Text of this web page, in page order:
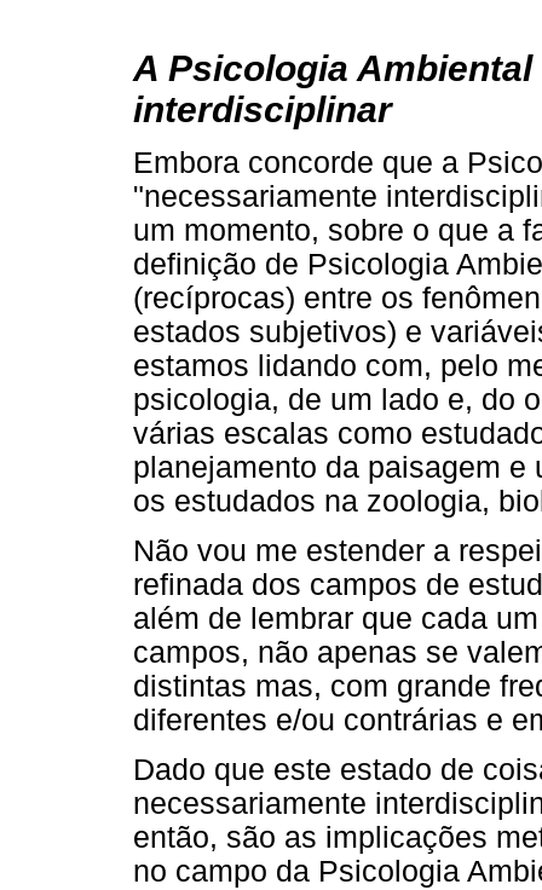
A Psicologia
interdisciplinar
Embora concorde que a
"necessariamente
um momento, sobre o que a
definição de Psicologia
(recíprocas) entre os
estados subjetivos) e
estamos lidando com, pelo
psicologia, de um lado e, do
várias escalas como
planejamento da paisagem e
os estudados na zoologia,
Não vou me estender a
refinada dos campos de
além de lembrar que cada
campos, não apenas se
distintas mas, com grande
diferentes e/ou contrárias e
Dado que este estado de
necessariamente
então, são as implicações
no campo da Psicologia